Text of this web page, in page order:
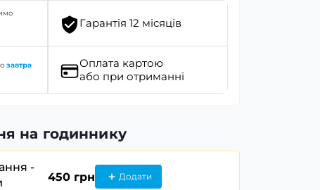
завтра
Гарантія 12 місяців
Оплата картою
або при отриманні
на годиннику
-
450 грн Додати